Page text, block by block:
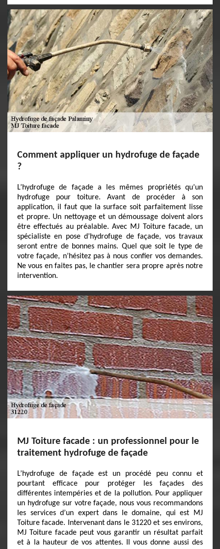
Comment appliquer un hydrofuge de façade
?
L’hydrofuge de façade a les mêmes propriétés qu’un
hydrofuge pour toiture. Avant de procéder à son
application, il faut que la surface soit parfaitement lisse
et propre. Un nettoyage et un démoussage doivent alors
être effectués au préalable. Avec MJ Toiture facade, un
spécialiste en pose d’hydrofuge de façade, vos travaux
seront entre de bonnes mains. Quel que soit le type de
votre façade, n’hésitez pas à nous confier vos demandes.
Ne vous en faites pas, le chantier sera propre après notre
intervention.
MJ Toiture facade : un professionnel pour le
traitement hydrofuge de façade
L’hydrofuge de façade est un procédé peu connu et
pourtant efficace pour protéger les façades des
différentes intempéries et de la pollution. Pour appliquer
un hydrofuge sur votre façade, nous vous recommandons
les services d’un expert dans le domaine, qui est MJ
Toiture facade. Intervenant dans le 31220 et ses environs,
MJ Toiture facade peut vous garantir un résultat parfait
et à la hauteur de vos attentes. Il vous donne aussi des